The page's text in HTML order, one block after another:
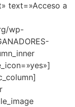
text=»Acceso a
wp-